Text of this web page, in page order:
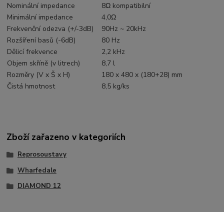
Nominální impedance
8Ω kompatibilní
Minimální impedance
4,0Ω
Frekvenční odezva (+/-3dB)
90Hz ~ 20kHz
Rozšíření basů (-6dB)
80 Hz
Dělicí frekvence
2,2 kHz
Objem skříně (v litrech)
8,7 l
Rozměry (V x Š x H)
180 x 480 x (180+28) mm
Čistá hmotnost
8,5 kg/ks
Zboží zařazeno v kategoriích
Reprosoustavy
Wharfedale
DIAMOND 12